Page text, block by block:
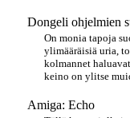
Dongeli ohjelmien
On monia tapoja
ylimääräisiä uria,
kolmannet
keino on ylitse
Amiga: Echo